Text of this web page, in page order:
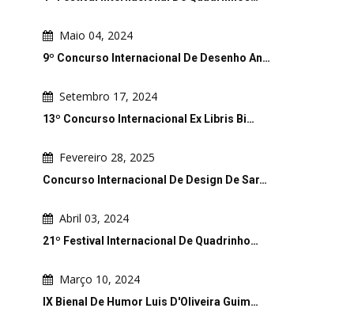
Maio 04, 2024
9º Concurso Internacional De Desenho An…
Setembro 17, 2024
13º Concurso Internacional Ex Libris Bi…
Fevereiro 28, 2025
Concurso Internacional De Design De Sar…
Abril 03, 2024
21º Festival Internacional De Quadrinho…
Março 10, 2024
IX Bienal De Humor Luis D'Oliveira Guim…